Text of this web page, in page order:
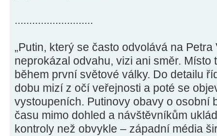
...........................
„Putin, který se často odvolává na
neprokázal odvahu, vizi ani směr. Místo
během první světové války. Do detailu
dobu mizí z očí veřejnosti a poté se
vystoupeních. Putinovy obavy o osobní
času mimo dohled a návštěvníkům
kontroly než obvykle – západní média